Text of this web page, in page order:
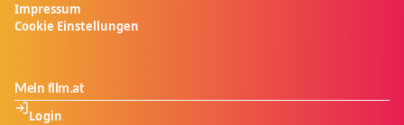
Impressum
Cookie Einstellungen
Mein film.at
Login